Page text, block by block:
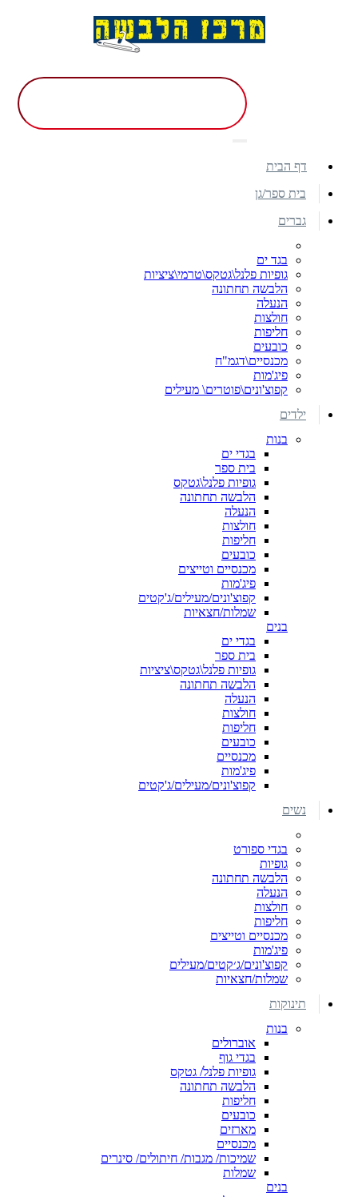
דף הבית
בית ספר/גן
גברים
בגד ים
גופיות פלנל\גטקס\טרמי\ציציות
הלבשה תחתונה
הנעלה
חולצות
חליפות
כובעים
מכנסיים\דגמ"ח
פיג'מות
קפוצ'ונים\פוטרים\ מעילים
ילדים
בנות
בגדי ים
בית ספר
גופיות פלנל\גטקס
הלבשה תחתונה
הנעלה
חולצות
חליפות
כובעים
מכנסיים וטייצים
פיג'מות
קפוצ'ונים/מעילים/ג'קטים
שמלות/חצאיות
בנים
בגדי ים
בית ספר
גופיות פלנל\גטקס\ציציות
הלבשה תחתונה
הנעלה
חולצות
חליפות
כובעים
מכנסיים
פיג'מות
קפוצ'ונים/מעילים/ג'קטים
נשים
בגדי ספורט
גופיות
הלבשה תחתונה
הנעלה
חולצות
חליפות
מכנסיים וטייצים
פיג'מות
קפוצ'ונים/ג׳קטים/מעילים
שמלות/חצאיות
תינוקות
בנות
אוברולים
בגדי גוף
גופיות פלנל/ גטקס
הלבשה תחתונה
חליפות
כובעים
מארזים
מכנסיים
שמיכות/ מגבות/ חיתולים/ סינרים
שמלות
בנים